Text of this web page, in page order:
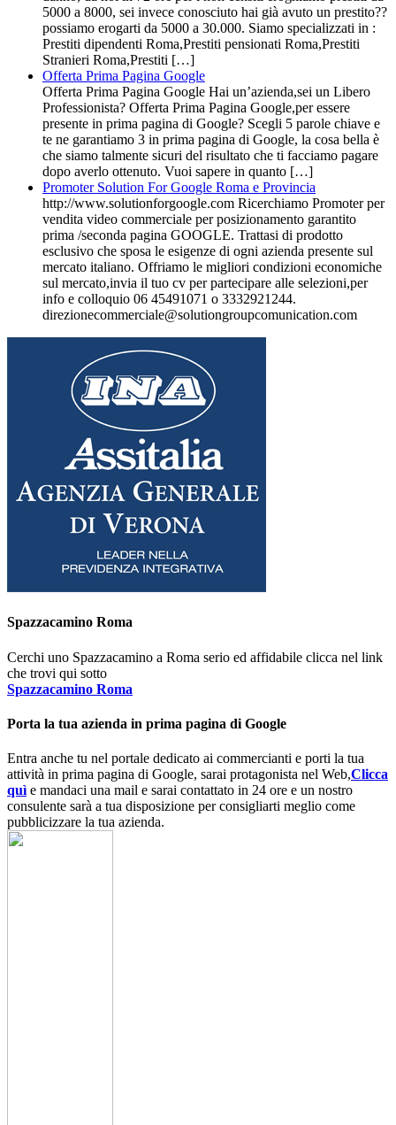
5000 a 8000, sei invece conosciuto hai già avuto un prestito??
possiamo erogarti da 5000 a 30.000. Siamo specializzati in :
Prestiti dipendenti Roma,Prestiti pensionati Roma,Prestiti
Stranieri Roma,Prestiti […]
Offerta Prima Pagina Google
Offerta Prima Pagina Google Hai un’azienda,sei un Libero
Professionista? Offerta Prima Pagina Google,per essere
presente in prima pagina di Google? Scegli 5 parole chiave e
te ne garantiamo 3 in prima pagina di Google, la cosa bella è
che siamo talmente sicuri del risultato che ti facciamo pagare
dopo averlo ottenuto. Vuoi sapere in quanto […]
Promoter Solution For Google Roma e Provincia
http://www.solutionforgoogle.com Ricerchiamo Promoter per
vendita video commerciale per posizionamento garantito
prima /seconda pagina GOOGLE. Trattasi di prodotto
esclusivo che sposa le esigenze di ogni azienda presente sul
mercato italiano. Offriamo le migliori condizioni economiche
sul mercato,invia il tuo cv per partecipare alle selezioni,per
info e colloquio 06 45491071 o 3332921244.
direzionecommerciale@solutiongroupcomunication.com
Spazzacamino Roma
Cerchi uno Spazzacamino a Roma serio ed affidabile clicca nel link
che trovi qui sotto
Spazzacamino Roma
Porta la tua azienda in prima pagina di Google
Entra anche tu nel portale dedicato ai commercianti e porti la tua
attività in prima pagina di Google, sarai protagonista nel Web,Clicca
quì e mandaci una mail e sarai contattato in 24 ore e un nostro
consulente sarà a tua disposizione per consigliarti meglio come
pubblicizzare la tua azienda.